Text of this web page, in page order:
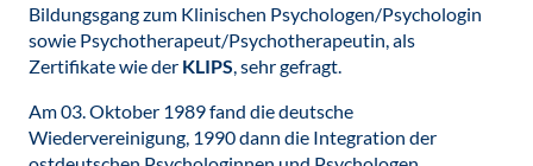
Bildungsgang zum Klinischen Psychologen/Psychologin
sowie Psychotherapeut/Psychotherapeutin, als
Zertifikate wie der KLIPS, sehr gefragt.
Am 03. Oktober 1989 fand die deutsche
Wiedervereinigung, 1990 dann die Integration der